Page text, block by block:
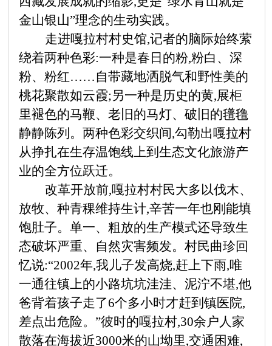
金山银山”理念的生动实践。
走进嘎拉村村史馆,记者的脑际始终萦
绕着两种色彩:一种是春日的粉,粉白、深
粉、粉红……自带藏地洒脱气和野性美的
桃花聚散如云霞;另一种是历史的黄,展柜
里褪色的马鞭、老旧的马灯、破旧的氆氇
静静陈列。两种色彩交织间,勾勒出嘎拉村
从挣扎在生存温饱线上到生态文化旅游产
业的全方位跃迁。
改革开放前,嘎拉村村民大多以伐木、
放牧、种青稞维持生计,辛苦一年也刚能填
饱肚子。单一、粗放的生产模式还导致生
态破坏严重、自然灾害频发。村民曲珍回
忆说:“2002年,我儿子发高烧,赶上下雨,唯
一通往镇上的小路坑坑洼洼、泥泞不堪,他
爸背着孩子走了6个多小时才赶到镇医院,
差点出危险。”彼时的嘎拉村,30余户人家
散落在海拔近3000米的山坳里,交通困难,